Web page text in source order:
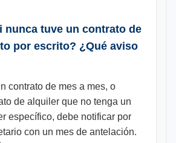
nunca tuve un contrato de
por escrito? ¿Qué aviso
contrato de mes a mes, o
de alquiler que no tenga un
específico, debe notificar por
con un mes de antelación.